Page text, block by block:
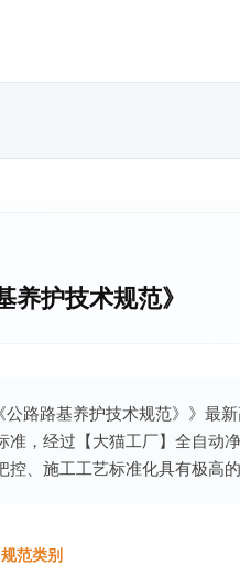
养护技术规范》
公路路基养护技术规范》》最
准，经过【大猫工厂】全自动
、施工工艺标准化具有极高的
规范类别